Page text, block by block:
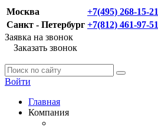
Москва
+7(495) 268-15-21
Санкт - Петербург +7(812) 461-97-51
Заявка на звонок
Заказать звонок
Войти
Главная
Компания